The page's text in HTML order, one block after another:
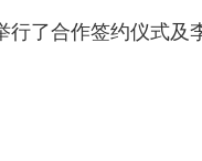
行了合作签约仪式及